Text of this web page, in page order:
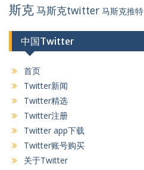
斯克马斯克twitter 马斯克推特
中国Twitter
首页
Twitter新闻
Twitter精选
Twitter注册
Twitter app下载
Twitter账号购买
关于Twitter